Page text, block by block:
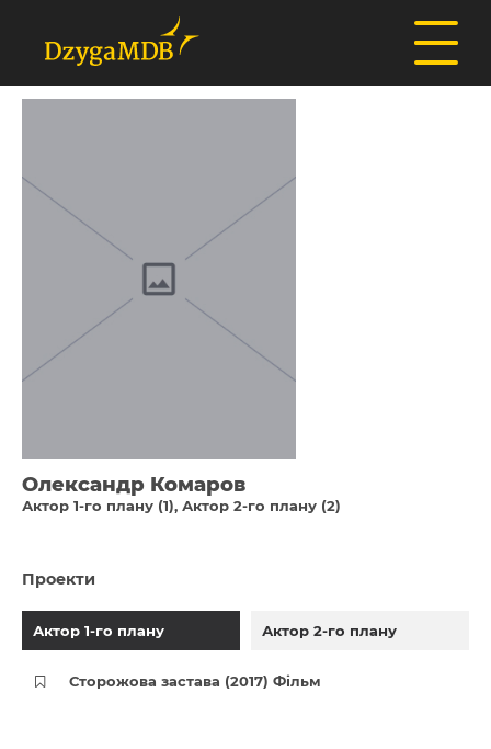
Олександр Комаров
Актор 1-го плану (1) Актор 2-го плану (2)
Проекти
Актор 1-го плану Актор 2-го плану
Сторожова застава (2017) Фільм